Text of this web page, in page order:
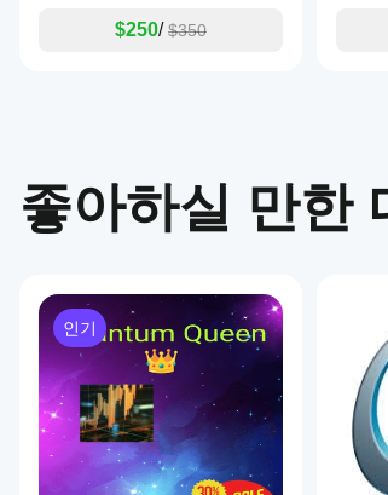
DAX Pro Trader는
이 봇은 24시간 7일 작동할 수 있지만,
야간 저거래량 세션 회피
확대된 스프레드 시 위험 감소
실제 시장 유동성 기간에만 진입
📌 심볼 요구사항
이 봇은 다음에 최적화되어 있습니
GER40, GER30 Germany40
권장 타임프레임:
최대 권장 스프레드:
3–5 포인트까지
⚠️ 중요 경고
인
환
경
봇
을
테
스
트
해
보
$250/ $350
좋아하실 만한
인기